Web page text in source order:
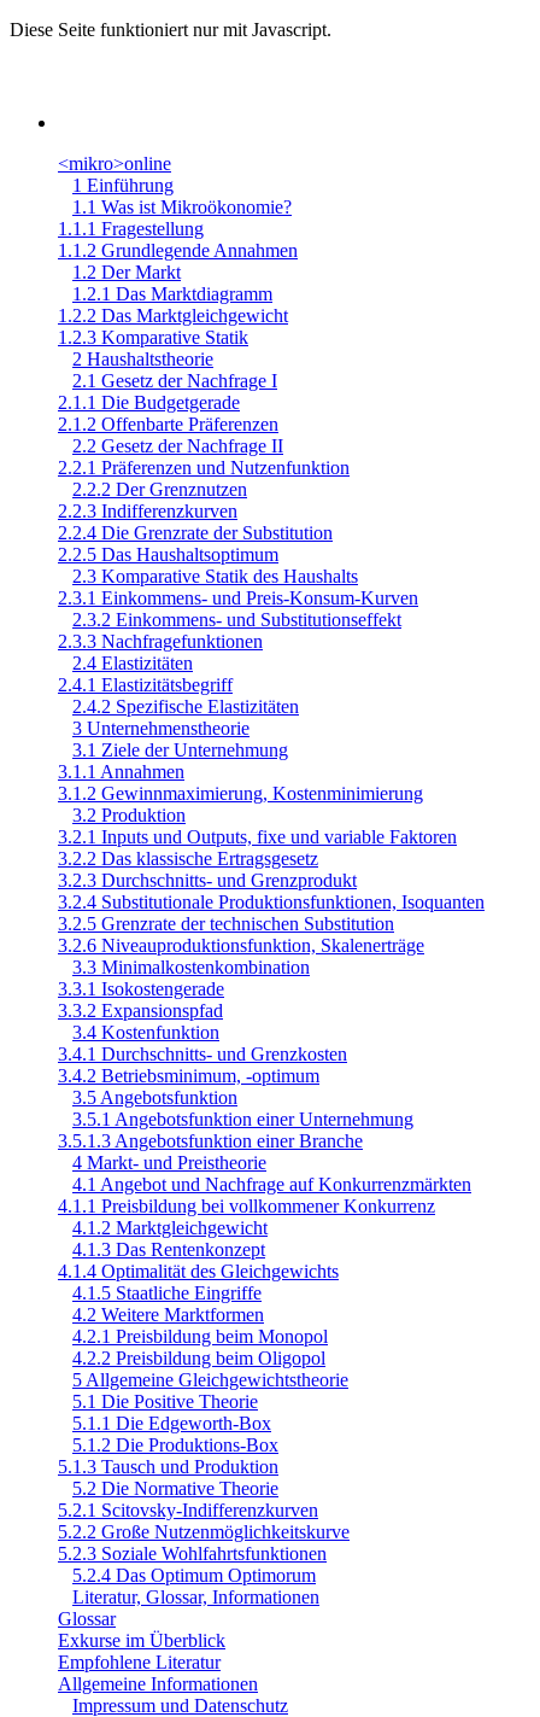
Diese Seite funktioniert nur mit Javascript.
<mikro>online
1 Einführung
1.1 Was ist Mikroökonomie?
1.1.1 Fragestellung
1.1.2 Grundlegende Annahmen
1.2 Der Markt
1.2.1 Das Marktdiagramm
1.2.2 Das Marktgleichgewicht
1.2.3 Komparative Statik
2 Haushaltstheorie
2.1 Gesetz der Nachfrage I
2.1.1 Die Budgetgerade
2.1.2 Offenbarte Präferenzen
2.2 Gesetz der Nachfrage II
2.2.1 Präferenzen und Nutzenfunktion
2.2.2 Der Grenznutzen
2.2.3 Indifferenzkurven
2.2.4 Die Grenzrate der Substitution
2.2.5 Das Haushaltsoptimum
2.3 Komparative Statik des Haushalts
2.3.1 Einkommens- und Preis-Konsum-Kurven
2.3.2 Einkommens- und Substitutionseffekt
2.3.3 Nachfragefunktionen
2.4 Elastizitäten
2.4.1 Elastizitätsbegriff
2.4.2 Spezifische Elastizitäten
3 Unternehmenstheorie
3.1 Ziele der Unternehmung
3.1.1 Annahmen
3.1.2 Gewinnmaximierung, Kostenminimierung
3.2 Produktion
3.2.1 Inputs und Outputs, fixe und variable Faktoren
3.2.2 Das klassische Ertragsgesetz
3.2.3 Durchschnitts- und Grenzprodukt
3.2.4 Substitutionale Produktionsfunktionen, Isoquanten
3.2.5 Grenzrate der technischen Substitution
3.2.6 Niveauproduktionsfunktion, Skalenerträge
3.3 Minimalkostenkombination
3.3.1 Isokostengerade
3.3.2 Expansionspfad
3.4 Kostenfunktion
3.4.1 Durchschnitts- und Grenzkosten
3.4.2 Betriebsminimum, -optimum
3.5 Angebotsfunktion
3.5.1 Angebotsfunktion einer Unternehmung
3.5.1.3 Angebotsfunktion einer Branche
4 Markt- und Preistheorie
4.1 Angebot und Nachfrage auf Konkurrenzmärkten
4.1.1 Preisbildung bei vollkommener Konkurrenz
4.1.2 Marktgleichgewicht
4.1.3 Das Rentenkonzept
4.1.4 Optimalität des Gleichgewichts
4.1.5 Staatliche Eingriffe
4.2 Weitere Marktformen
4.2.1 Preisbildung beim Monopol
4.2.2 Preisbildung beim Oligopol
5 Allgemeine Gleichgewichtstheorie
5.1 Die Positive Theorie
5.1.1 Die Edgeworth-Box
5.1.2 Die Produktions-Box
5.1.3 Tausch und Produktion
5.2 Die Normative Theorie
5.2.1 Scitovsky-Indifferenzkurven
5.2.2 Große Nutzenmöglichkeitskurve
5.2.3 Soziale Wohlfahrtsfunktionen
5.2.4 Das Optimum Optimorum
Literatur, Glossar, Informationen
Glossar
Exkurse im Überblick
Empfohlene Literatur
Allgemeine Informationen
Impressum und Datenschutz